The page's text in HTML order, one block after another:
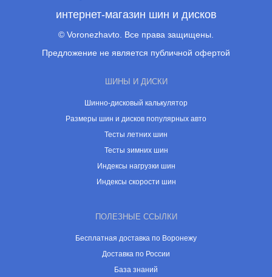
интернет-магазин шин и дисков
© Voronezhavto. Все права защищены.
Предложение не является публичной офертой
ШИНЫ И ДИСКИ
Шинно-дисковый калькулятор
Размеры шин и дисков популярных авто
Тесты летних шин
Тесты зимних шин
Индексы нагрузки шин
Индексы скорости шин
ПОЛЕЗНЫЕ ССЫЛКИ
Бесплатная доставка по Воронежу
Доставка по России
База знаний